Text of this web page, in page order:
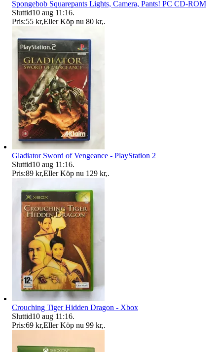
Spongebob Squarepants Lights, Camera, Pants! PC CD-ROM
Sluttid10 aug 11:16.
Pris:55 kr,Eller Köp nu 80 kr,.
Gladiator Sword of Vengeance - PlayStation 2
Sluttid10 aug 11:16.
Pris:89 kr,Eller Köp nu 129 kr,.
Crouching Tiger Hidden Dragon - Xbox
Sluttid10 aug 11:16.
Pris:69 kr,Eller Köp nu 99 kr,.